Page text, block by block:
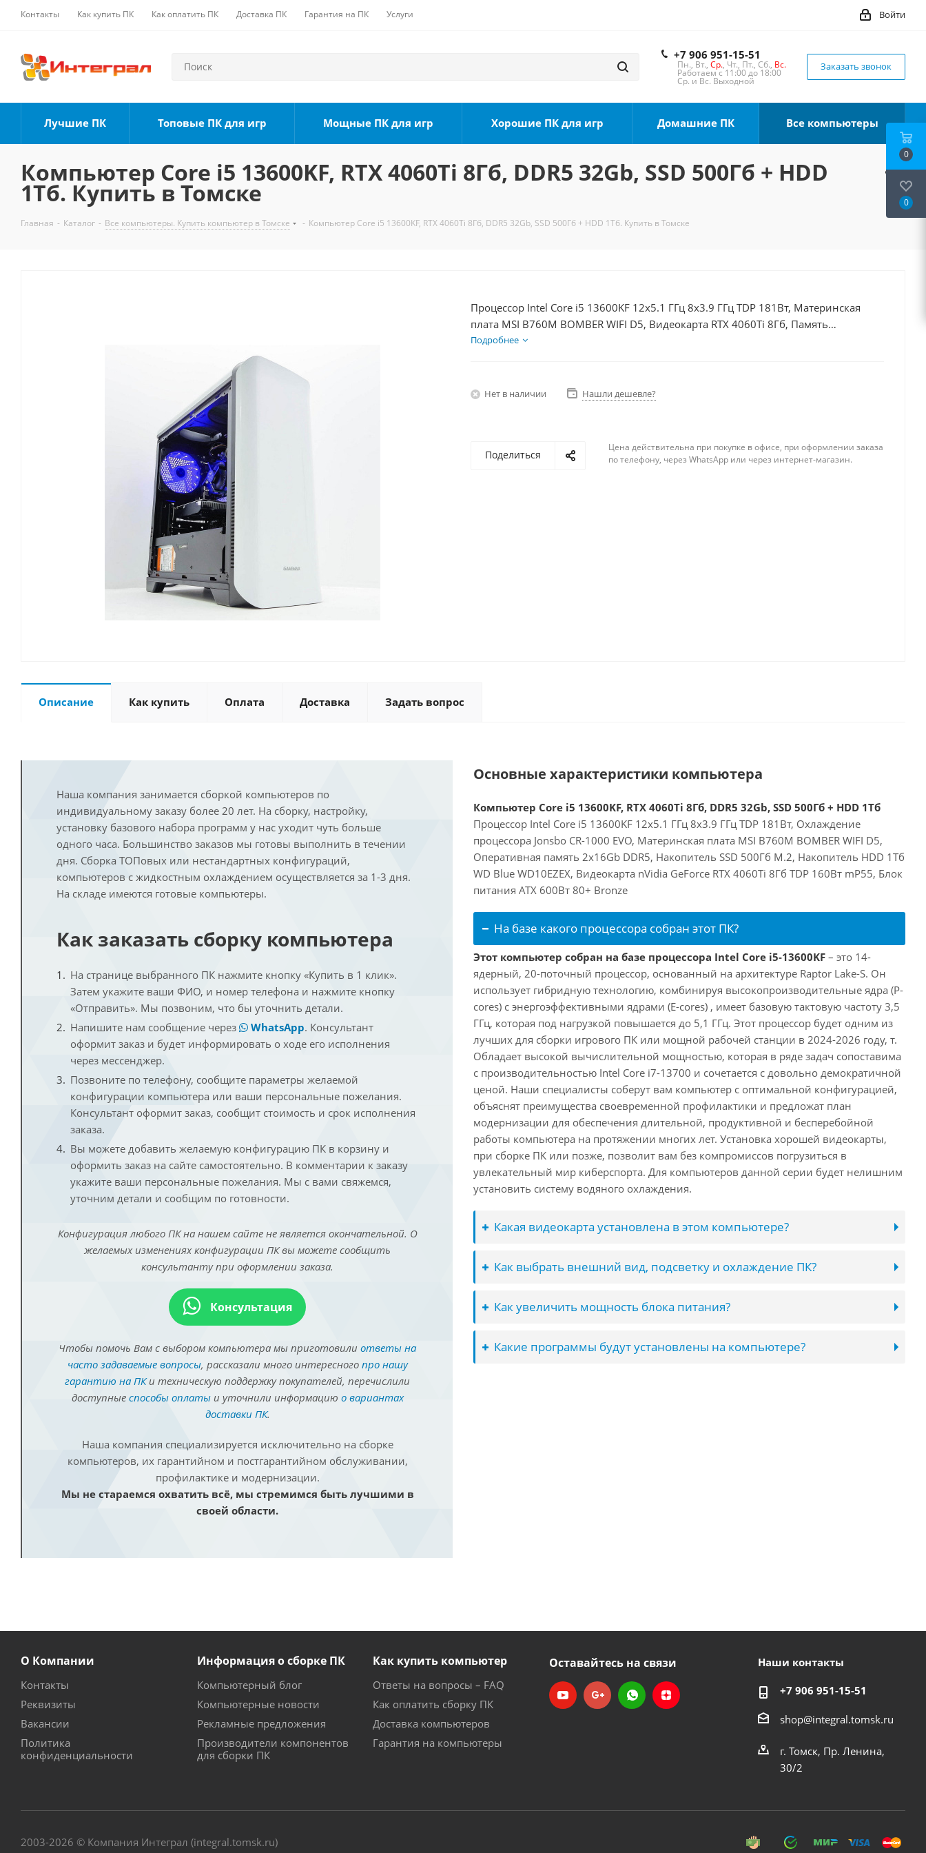
Контакты Как купить ПК Как оплатить ПК Доставка ПК Гарантия на ПК Услуги Войти
+7 906 951-15-51
Пн., Вт., Ср., Чт., Пт., Сб., Вс.
Работаем с 11:00 до 18:00
Ср. и Вс. Выходной
Заказать звонок
Лучшие ПК Топовые ПК для игр Мощные ПК для игр Хорошие ПК для игр Домашние ПК Все компьютеры
Компьютер Core i5 13600KF, RTX 4060Ti 8Гб, DDR5 32Gb, SSD 500Гб + HDD
1Тб. Купить в Томске
Главная - Каталог - Все компьютеры. Купить компьютер в Томске - Компьютер Core i5 13600KF, RTX 4060Ti 8Гб, DDR5 32Gb, SSD 500Гб + HDD 1Тб. Купить в Томске
Процессор Intel Core i5 13600KF 12x5.1 ГГц 8x3.9 ГГц TDP 181Вт, Материнская
плата MSI B760M BOMBER WIFI D5, Видеокарта RTX 4060Ti 8Гб, Память
DDR5 32Gb, Диски SSD 500Гб + HDD 1Тб, БП 600Вт
Подробнее
Нет в наличии Нашли дешевле?
Поделиться
Цена действительна при покупке в офисе, при оформлении заказа
по телефону, через WhatsApp или через интернет-магазин.
Описание Как купить Оплата Доставка Задать вопрос
Наша компания занимается сборкой компьютеров по
индивидуальному заказу более 20 лет. На сборку, настройку,
установку базового набора программ у нас уходит чуть больше
одного часа. Большинство заказов мы готовы выполнить в течении
дня. Сборка ТОПовых или нестандартных конфигураций,
компьютеров с жидкостным охлаждением осуществляется за 1-3 дня.
На складе имеются готовые компьютеры.
Как заказать сборку компьютера
На странице выбранного ПК нажмите кнопку «Купить в 1 клик».
Затем укажите ваши ФИО, и номер телефона и нажмите кнопку
«Отправить». Мы позвоним, что бы уточнить детали.
Напишите нам сообщение через
WhatsApp. Консультант
оформит заказ и будет информировать о ходе его исполнения
через мессенджер.
Позвоните по телефону, сообщите параметры желаемой
конфигурации компьютера или ваши персональные пожелания.
Консультант оформит заказ, сообщит стоимость и срок исполнения
заказа.
Вы можете добавить желаемую конфигурацию ПК в корзину и
оформить заказ на сайте самостоятельно. В комментарии к заказу
укажите ваши персональные пожелания. Мы с вами свяжемся,
уточним детали и сообщим по готовности.
Конфигурация любого ПК на нашем сайте не является окончательной. О
желаемых изменениях конфигурации ПК вы можете сообщить
консультанту при оформлении заказа.
Консультация
Чтобы помочь Вам с выбором компьютера мы приготовили ответы на
часто задаваемые вопросы, рассказали много интересного про нашу
гарантию на ПКи техническую поддержку покупателей, перечислили
доступные способы оплатыи уточнили информацию о вариантах
доставки ПК.
Наша компания специализируется исключительно на сборке
компьютеров, их гарантийном и постгарантийном обслуживании,
профилактике и модернизации.
Мы не стараемся охватить всё, мы стремимся быть лучшими в
своей области.
Основные характеристики компьютера
Компьютер Core i5 13600KF, RTX 4060Ti 8Гб, DDR5 32Gb, SSD 500Гб + HDD 1Тб
Процессор Intel Core i5 13600KF 12x5.1 ГГц 8x3.9 ГГц TDP 181Вт, Охлаждение
процессора Jonsbo CR-1000 EVO, Материнская плата MSI B760M BOMBER WIFI D5,
Оперативная память 2x16Gb DDR5, Накопитель SSD 500Гб M.2, Накопитель HDD 1Тб
WD Blue WD10EZEX, Видеокарта nVidia GeForce RTX 4060Ti 8Гб TDP 160Вт mP55, Блок
питания ATX 600Вт 80+ Bronze
На базе какого процессора собран этот ПК?
Этот компьютер собран на базе процессора Intel Core i5-13600KF – это 14-
ядерный, 20-поточный процессор, основанный на архитектуре Raptor Lake-S. Он
использует гибридную технологию, комбинируя высокопроизводительные ядра (P-
cores) с энергоэффективными ядрами (E-cores) , имеет базовую тактовую частоту 3,5
ГГц, которая под нагрузкой повышается до 5,1 ГГц. Этот процессор будет одним из
лучших для сборки игрового ПК или мощной рабочей станции в 2024-2026 году, т.
Обладает высокой вычислительной мощностью, которая в ряде задач сопоставима
с производительностью Intel Core i7-13700 и сочетается с довольно демократичной
ценой. Наши специалисты соберут вам компьютер с оптимальной конфигурацией,
объяснят преимущества своевременной профилактики и предложат план
модернизации для обеспечения длительной, продуктивной и бесперебойной
работы компьютера на протяжении многих лет. Установка хорошей видеокарты,
при сборке ПК или позже, позволит вам без компромиссов погрузиться в
увлекательный мир киберспорта. Для компьютеров данной серии будет нелишним
установить систему водяного охлаждения.
Какая видеокарта установлена в этом компьютере?
Как выбрать внешний вид, подсветку и охлаждение ПК?
Как увеличить мощность блока питания?
Какие программы будут установлены на компьютере?
О Компании
Контакты
Реквизиты
Вакансии
Политика
конфиденциальности
Информация о сборке ПК
Компьютерный блог
Компьютерные новости
Рекламные предложения
Производители компонентов
для сборки ПК
Как купить компьютер
Ответы на вопросы – FAQ
Как оплатить сборку ПК
Доставка компьютеров
Гарантия на компьютеры
Оставайтесь на связи Наши контакты
+7 906 951-15-51
shop@integral.tomsk.ru
г. Томск, Пр. Ленина,
30/2
2003-2026 © Компания Интеграл (integral.tomsk.ru)
0
0